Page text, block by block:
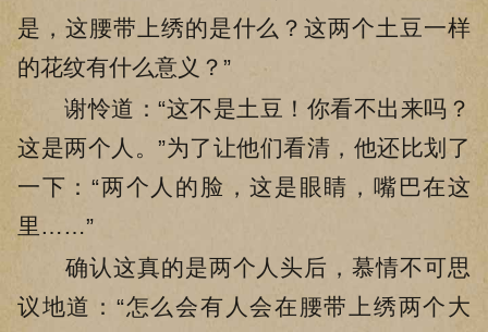
是，这腰带上绣的是什么？这两个土豆一样
的花纹有什么意义？”
谢怜道：“这不是土豆！你看不出来吗？
这是两个人。”为了让他们看清，他还比划了
一下：“两个人的脸，这是眼睛，嘴巴在这
里……”
确认这真的是两个人头后，慕情不可思
议地道：“怎么会有人会在腰带上绣两个大